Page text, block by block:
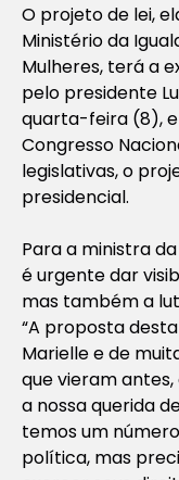
O projeto de lei,
Ministério da
Mulheres, terá a
pelo presidente
quarta-feira (8),
Congresso
legislativas, o
presidencial.
Para a ministra
é urgente dar
mas também a
“A proposta
Marielle e de
que vieram antes,
a nossa querida
temos um
política, mas